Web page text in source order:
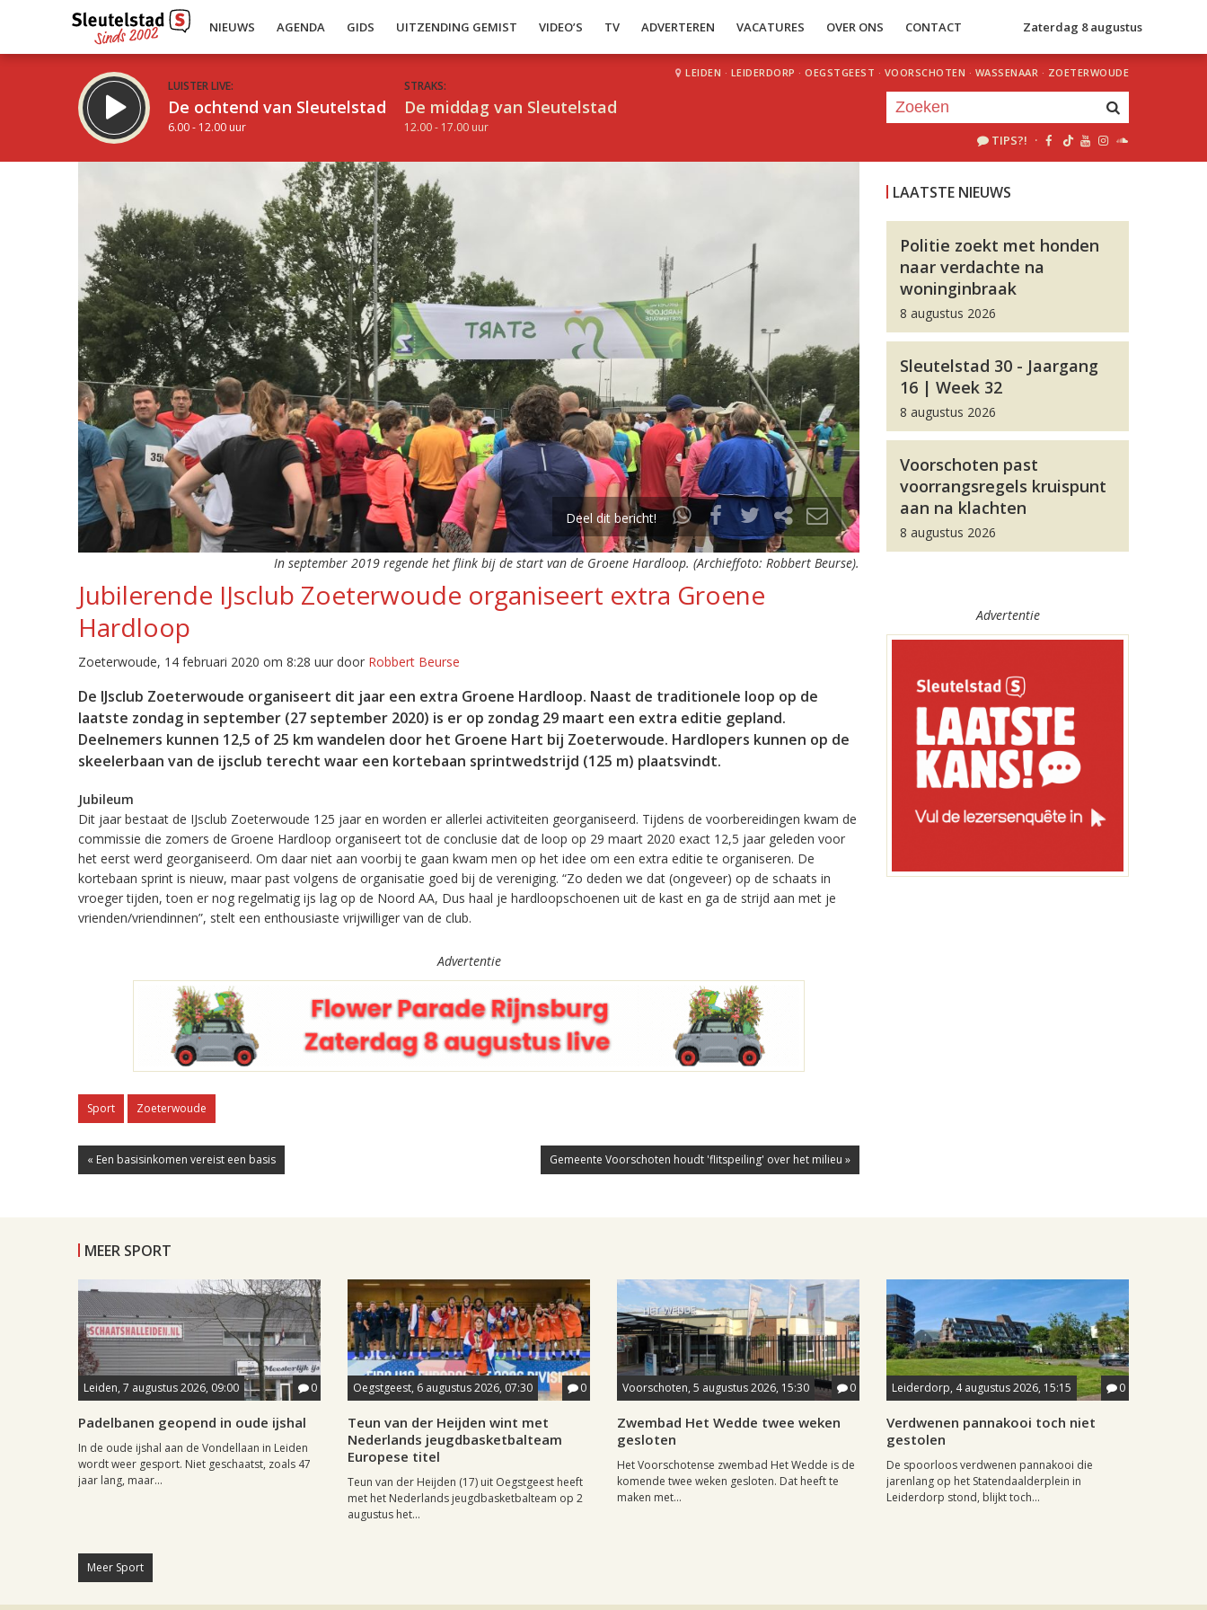
NIEUWS AGENDA GIDS UITZENDING GEMIST VIDEO’S TV ADVERTEREN VACATURES OVER ONS CONTACT Zaterdag 8 augustus
LUISTER LIVE:
De ochtend van Sleutelstad
6.00 - 12.00 uur
STRAKS:
De middag van Sleutelstad
12.00 - 17.00 uur
LEIDEN · LEIDERDORP · OEGSTGEEST · VOORSCHOTEN · WASSENAAR · ZOETERWOUDE
TIPS?! ·
Inklappen
Deel dit bericht!
In september 2019 regende het flink bij de start van de Groene Hardloop. (Archieffoto: Robbert Beurse).
Jubilerende IJsclub Zoeterwoude organiseert extra Groene
Hardloop
Zoeterwoude, 14 februari 2020 om 8:28 uur door Robbert Beurse
De IJsclub Zoeterwoude organiseert dit jaar een extra Groene Hardloop. Naast de traditionele loop op de
laatste zondag in september (27 september 2020) is er op zondag 29 maart een extra editie gepland.
Deelnemers kunnen 12,5 of 25 km wandelen door het Groene Hart bij Zoeterwoude. Hardlopers kunnen op de
skeelerbaan van de ijsclub terecht waar een kortebaan sprintwedstrijd (125 m) plaatsvindt.
Jubileum
Dit jaar bestaat de IJsclub Zoeterwoude 125 jaar en worden er allerlei activiteiten georganiseerd. Tijdens de voorbereidingen kwam de
commissie die zomers de Groene Hardloop organiseert tot de conclusie dat de loop op 29 maart 2020 exact 12,5 jaar geleden voor
het eerst werd georganiseerd. Om daar niet aan voorbij te gaan kwam men op het idee om een extra editie te organiseren. De
kortebaan sprint is nieuw, maar past volgens de organisatie goed bij de vereniging. “Zo deden we dat (ongeveer) op de schaats in
vroeger tijden, toen er nog regelmatig ijs lag op de Noord AA, Dus haal je hardloopschoenen uit de kast en ga de strijd aan met je
vrienden/vriendinnen”, stelt een enthousiaste vrijwilliger van de club.
Advertentie
Sport Zoeterwoude
« Een basisinkomen vereist een basis Gemeente Voorschoten houdt 'flitspeiling' over het milieu »
LAATSTE NIEUWS
Politie zoekt met honden
naar verdachte na
woninginbraak
8 augustus 2026
Sleutelstad 30 - Jaargang
16 | Week 32
8 augustus 2026
Voorschoten past
voorrangsregels kruispunt
aan na klachten
8 augustus 2026
Advertentie
MEER SPORT
Leiden, 7 augustus 2026, 09:00 0
Padelbanen geopend in oude ijshal
In de oude ijshal aan de Vondellaan in Leiden
wordt weer gesport. Niet geschaatst, zoals 47
jaar lang, maar...
Oegstgeest, 6 augustus 2026, 07:30 0
Teun van der Heijden wint met
Nederlands jeugdbasketbalteam
Europese titel
Teun van der Heijden (17) uit Oegstgeest heeft
met het Nederlands jeugdbasketbalteam op 2
augustus het...
Voorschoten, 5 augustus 2026, 15:30 0
Zwembad Het Wedde twee weken
gesloten
Het Voorschotense zwembad Het Wedde is de
komende twee weken gesloten. Dat heeft te
maken met...
Leiderdorp, 4 augustus 2026, 15:15 0
Verdwenen pannakooi toch niet
gestolen
De spoorloos verdwenen pannakooi die
jarenlang op het Statendaalderplein in
Leiderdorp stond, blijkt toch...
Meer Sport